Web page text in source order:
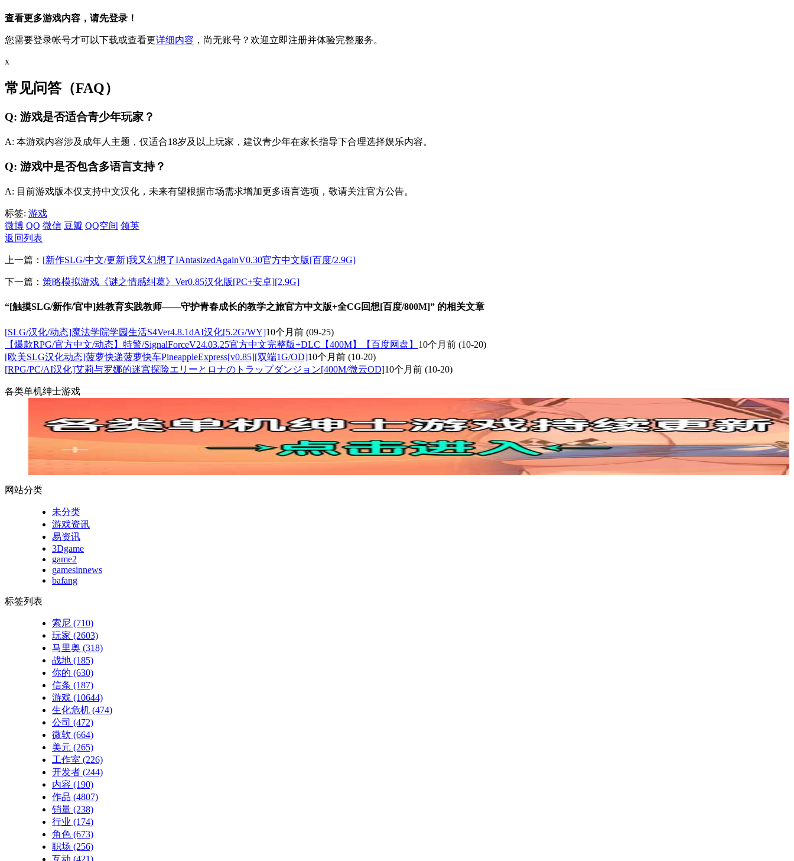
查看更多游戏内容，请先登录！
您需要登录帐号才可以下载或查看更详细内容 ，尚无账号？欢迎立即注册并体验完整服务。
x
常见问答（FAQ）
Q: 游戏是否适合青少年玩家？
A: 本游戏内容涉及成年人主题，仅适合18岁及以上玩家，建议青少年在家长指导下合理选择娱乐内容。
Q: 游戏中是否包含多语言支持？
A: 目前游戏版本仅支持中文汉化，未来有望根据市场需求增加更多语言选项，敬请关注官方公告。
标签: 游戏
微博 QQ 微信 豆瓣 QQ空间 领英
返回列表
上一篇： [新作SLG/中文/更新]我又幻想了IAntasizedAgainV0.30官方中文版[百度/2.9G]
下一篇： 策略模拟游戏《谜之情感纠葛》Ver0.85汉化版[PC+安卓][2.9G]
“[触摸SLG/新作/官中]姓教育实践教师——守护青春成长的教学之旅官方中文版+全CG回想[百度/800M]” 的相关文章
[SLG/汉化/动态]魔法学院学园生活S4Ver4.8.1dAI汉化[5.2G/WY]10个月前 (09-25)
【爆款RPG/官方中文/动态】特警/SignalForceV24.03.25官方中文完整版+DLC【400M】【百度网盘】 10个月前 (10-20)
[欧美SLG汉化动态]菠萝快递菠萝快车PineappleExpress[v0.85][双端1G/OD]10个月前 (10-20)
[RPG/PC/AI汉化]艾莉与罗娜的迷宫探险エリーとロナのトラップダンジョン[400M/微云OD]10个月前 (10-20)
各类单机绅士游戏
网站分类
未分类
游戏资讯
易资讯
3Dgame
game2
gamesinnews
bafang
标签列表
索尼 (710)
玩家 (2603)
马里奥 (318)
战地 (185)
你的 (630)
信条 (187)
游戏 (10644)
生化危机 (474)
公司 (472)
微软 (664)
美元 (265)
工作室 (226)
开发者 (244)
内容 (190)
作品 (4807)
销量 (238)
行业 (174)
角色 (673)
职场 (256)
互动 (421)